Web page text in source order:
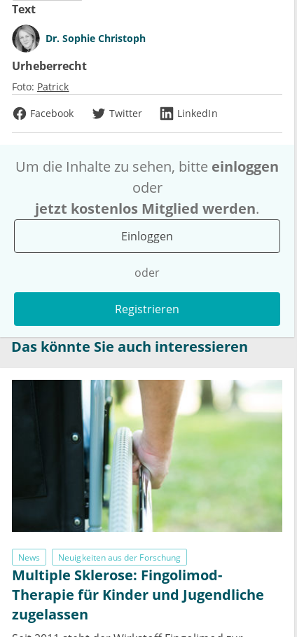
Text
Dr. Sophie Christoph
Urheberrecht
Foto: Patrick
Facebook
Twitter LinkedIn
Um die Inhalte zu sehen, bitte einloggen
oder
jetzt kostenlos Mitglied werden.
Einloggen
oder
Registrieren
Das könnte Sie auch interessieren
News Neuigkeiten aus der Forschung
Multiple Sklerose: Fingolimod-
Therapie für Kinder und Jugendliche
zugelassen